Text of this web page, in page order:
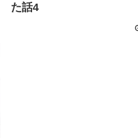
た話4